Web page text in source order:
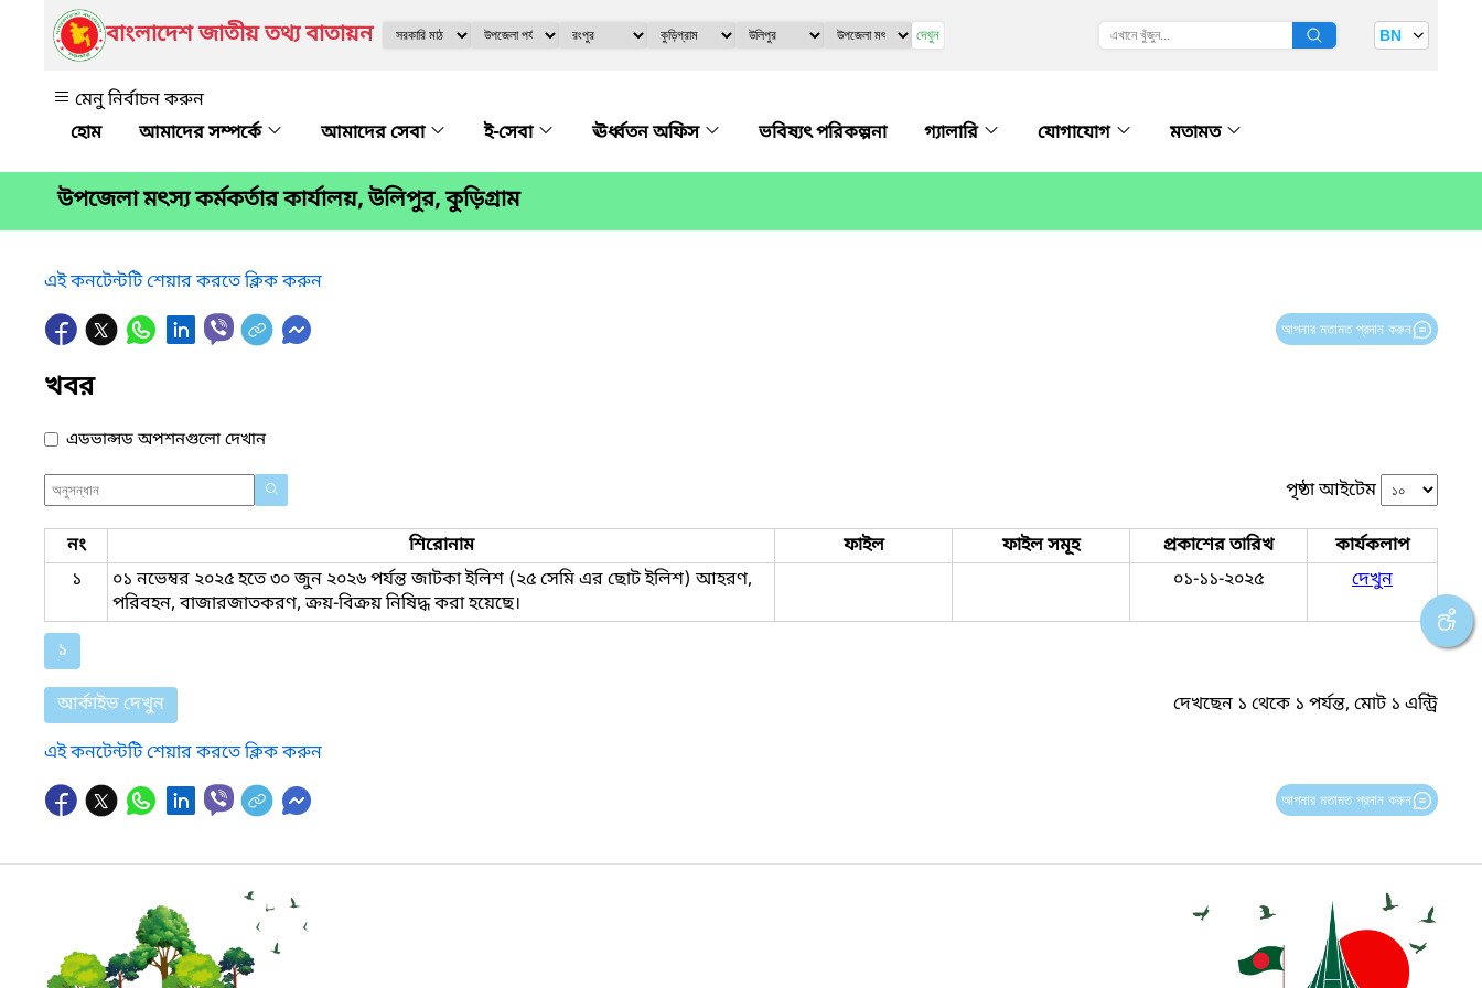
বাংলাদেশ জাতীয় তথ্য বাতায়ন দেখুন BN
মেনু নির্বাচন করুন
আমাদের সম্পর্কে
আমাদের সেবা ই-সেবা ঊর্ধ্বতন অফিস ভবিষ্যৎ পরিকল্পনা গ্যালারি যোগাযোগ মতামত
উপজেলা মৎস্য কর্মকর্তার কার্যালয়, উলিপুর, কুড়িগ্রাম
এই কনটেন্টটি শেয়ার করতে ক্লিক করুন
আপনার মতামত প্রদান করুন
খবর
এডভান্সড অপশনগুলো দেখান
পৃষ্ঠা আইটেম
নং শিরোনাম ফাইল ফাইল সমূহ প্রকাশের তারিখ
কার্যকলাপ
১
০১ নভেম্বর ২০২৫ হতে ৩০ জুন ২০২৬ পর্যন্ত জাটকা ইলিশ (২৫ সেমি এর ছোট ইলিশ) আহরণ,
পরিবহন, বাজারজাতকরণ, ক্রয়-বিক্রয় নিষিদ্ধ করা হয়েছে।
০১-১১-২০২৫ দেখুন
১
আর্কাইভ দেখুন
দেখছেন ১ থেকে ১ পর্যন্ত, মোট ১ এন্ট্রি
এই কনটেন্টটি শেয়ার করতে ক্লিক করুন
আপনার মতামত প্রদান করুন